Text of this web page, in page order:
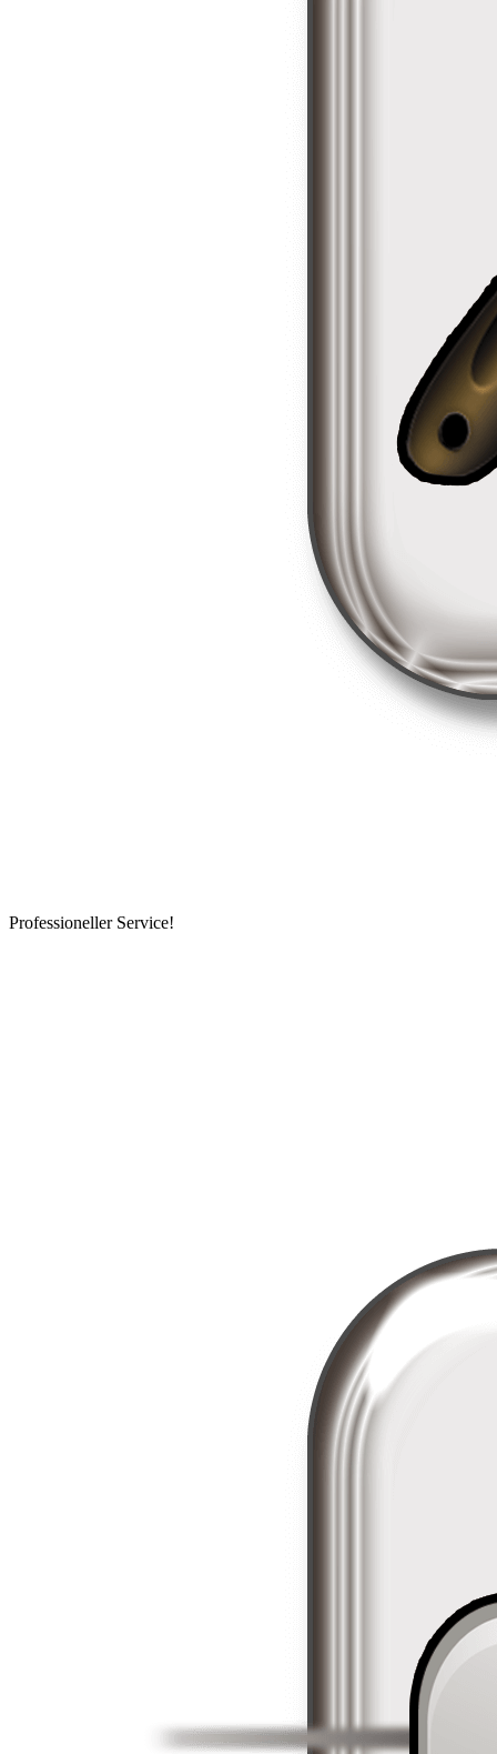
Professioneller Service!